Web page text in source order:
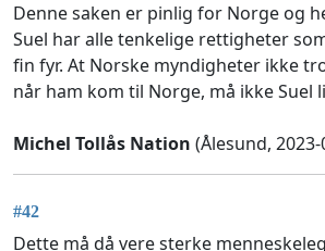
Denne saken er pinlig for Norge og
Suel har alle tenkelige rettigheter
fin fyr. At Norske myndigheter ikke
når ham kom til Norge, må ikke Suel
Michel Tollås Nation (Ålesund, 2023-
#42
Dette må då vere sterke